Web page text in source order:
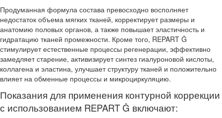
Продуманная формула состава превосходно восполняет
недостаток объема мягких тканей, корректирует размеры и
анатомию половых органов, а также повышает эластичность и
гидратацию тканей промежности. Кроме того, REPART Ġ
стимулирует естественные процессы регенерации, эффективно
замедляет старение, активизирует синтез гиалуроновой кислоты,
коллагена и эластина, улучшает структуру тканей и положительно
влияет на обменные процессы и микроциркуляцию.
Показания для применения контурной коррекции
с использованием REPART Ġ включают: